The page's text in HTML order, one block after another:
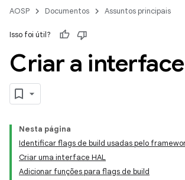
AOSP Documentos Assuntos principais
Isso foi útil?
Criar a
Nesta página
Identificar flags de build usadas pelo
Criar uma interface HAL
Adicionar funções para flags de build